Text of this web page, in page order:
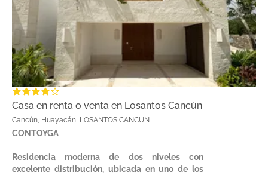
Casa en renta o venta en Losantos Cancún
Cancún, Huayacán, LOSANTOS CANCUN
CONTOYGA
Residencia moderna de dos niveles con
excelente distribución, ubicada en uno de los